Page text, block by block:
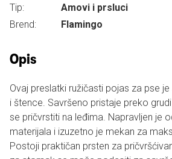
Tip:
Amovi i prsluci
Brend:
Flamingo
Opis
Ovaj preslatki ružičasti pojas za pse
i štence. Savršeno pristaje preko
se pričvrstiti na leđima. Napravljen je
materijala i izuzetno je mekan za
Postoji praktičan prsten za